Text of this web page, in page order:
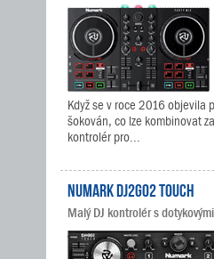
Když se v roce 2016 objevila
šokován, co lze kombinovat
kontrolér pro...
Numark DJ2GO2 Touch
Malý DJ kontrolér s